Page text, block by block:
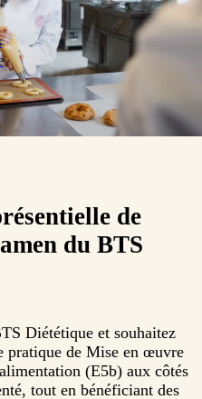
de
du BTS
Diététique et souhaitez
pratique de Mise en œuvre
(E5b) aux côtés
tout en bénéficiant des